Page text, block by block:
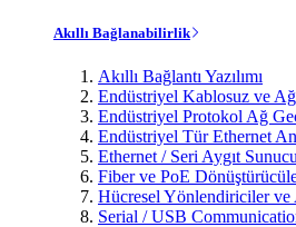
Akıllı Bağlanabilirlik
Akıllı Bağlantı Yazılımı
Endüstriyel Kablosuz ve
Endüstriyel Protokol Ağ
Endüstriyel Tür Ethernet
Ethernet / Seri Aygıt
Fiber ve PoE
Hücresel Yönlendiriciler ve
Serial / USB